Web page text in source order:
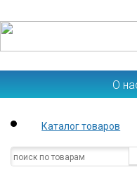
О
Каталог товаров